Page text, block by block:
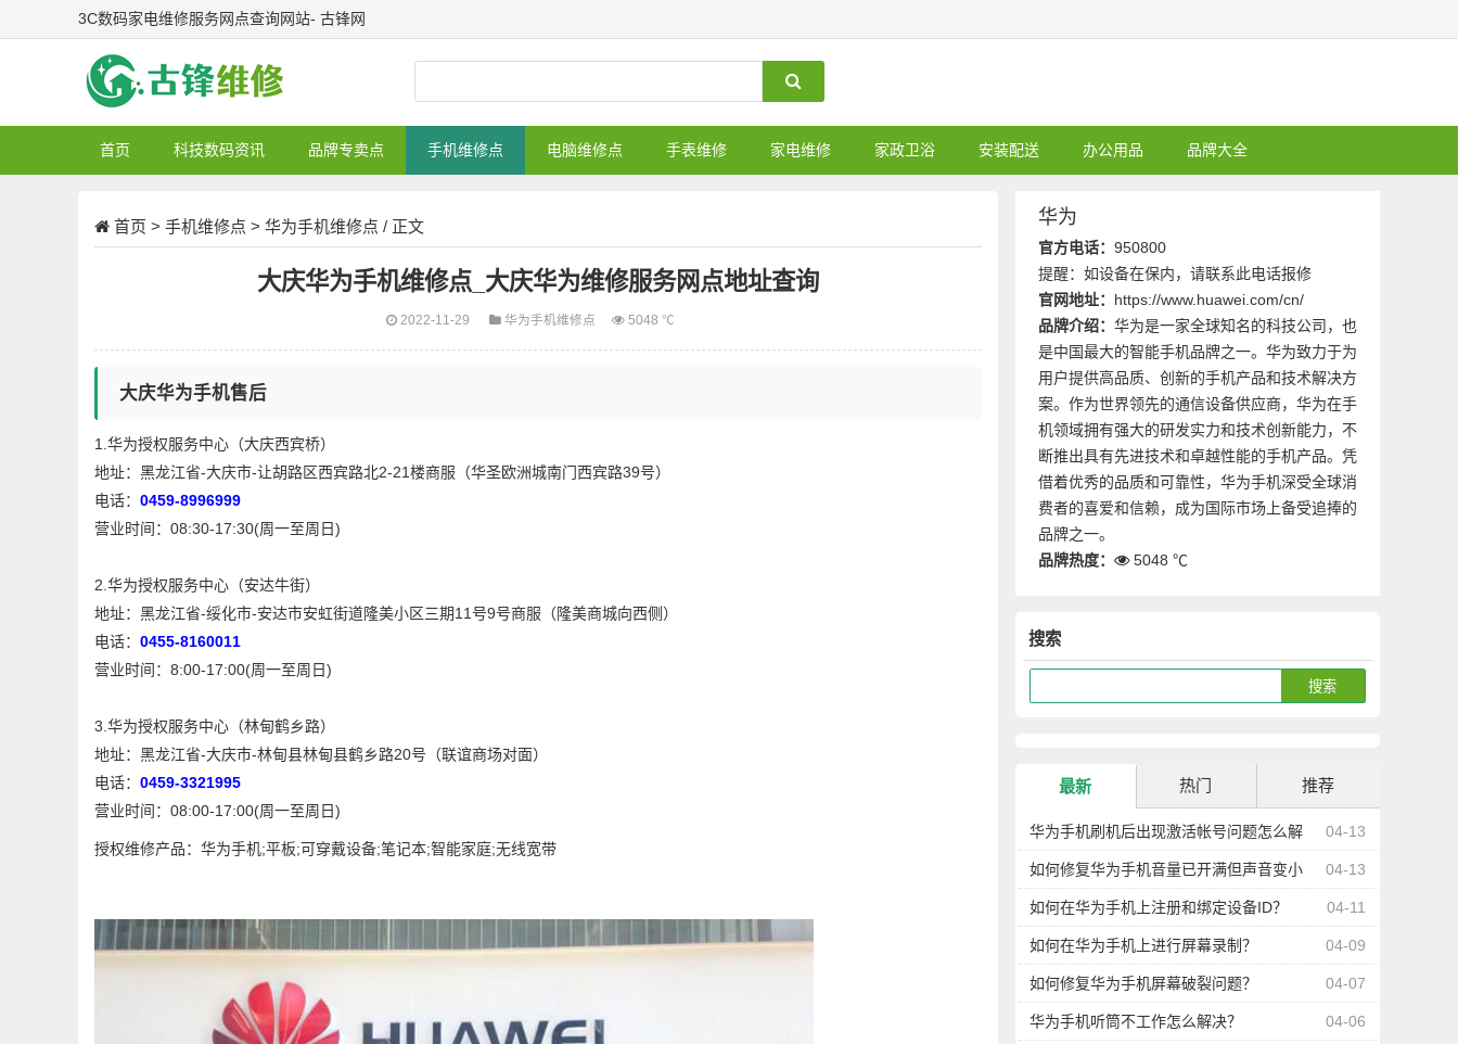
3C数码家电维修服务网点查询网站- 古锋网
首页 科技数码资讯 品牌专卖点 手机维修点 电脑维修点 手表维修 家电维修 家政卫浴 安装配送 办公用品 品牌大全
首页 > 手机维修点 > 华为手机维修点 / 正文
大庆华为手机维修点_大庆华为维修服务网点地址查询
2022-11-29 华为手机维修点 5048 ℃
大庆华为手机售后
1.华为授权服务中心（大庆西宾桥）
地址：黑龙江省-大庆市-让胡路区西宾路北2-21楼商服（华圣欧洲城南门西宾路39号）
电话： 0459-8996999
营业时间：08:30-17:30(周一至周日)
2.华为授权服务中心（安达牛街）
地址：黑龙江省-绥化市-安达市安虹街道隆美小区三期11号9号商服（隆美商城向西侧）
电话： 0455-8160011
营业时间：8:00-17:00(周一至周日)
3.华为授权服务中心（林甸鹤乡路）
地址：黑龙江省-大庆市-林甸县林甸县鹤乡路20号（联谊商场对面）
电话： 0459-3321995
营业时间：08:00-17:00(周一至周日)
授权维修产品：华为手机;平板;可穿戴设备;笔记本;智能家庭;无线宽带
华为
官方电话： 950800
提醒：如设备在保内，请联系此电话报修
官网地址： https://www.huawei.com/cn/
品牌介绍： 华为是一家全球知名的科技公司，也
是中国最大的智能手机品牌之一。华为致力于为
用户提供高品质、创新的手机产品和技术解决方
案。作为世界领先的通信设备供应商，华为在手
机领域拥有强大的研发实力和技术创新能力，不
断推出具有先进技术和卓越性能的手机产品。凭
借着优秀的品质和可靠性，华为手机深受全球消
费者的喜爱和信赖，成为国际市场上备受追捧的
品牌之一。
品牌热度：
5048 ℃
搜索
最新 热门 推荐
04-13
华为手机刷机后出现激活帐号问题怎么解
决？ 04-13
如何修复华为手机音量已开满但声音变小
的问题？ 04-11
如何在华为手机上注册和绑定设备ID？
04-09
如何在华为手机上进行屏幕录制？
04-07
如何修复华为手机屏幕破裂问题？
04-06
华为手机听筒不工作怎么解决？